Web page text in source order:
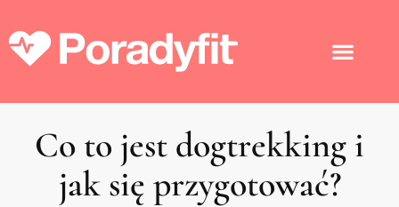
Co to jest dogtrekking i
jak się przygotować?